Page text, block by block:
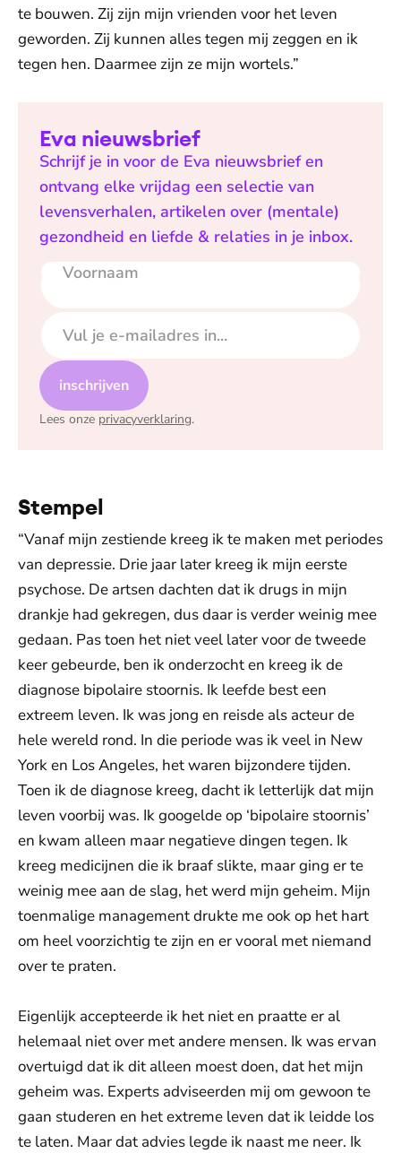
te bouwen. Zij zijn mijn vrienden voor het leven
geworden. Zij kunnen alles tegen mij zeggen en ik
tegen hen. Daarmee zijn ze mijn wortels.”
Eva nieuwsbrief
Schrijf je in voor de Eva nieuwsbrief en
ontvang elke vrijdag een selectie van
levensverhalen, artikelen over (mentale)
gezondheid en liefde & relaties in je inbox.
Voornaam
E-mailadres
inschrijven
Lees onze privacyverklaring.
Stempel
“Vanaf mijn zestiende kreeg ik te maken met periodes
van depressie. Drie jaar later kreeg ik mijn eerste
psychose. De artsen dachten dat ik drugs in mijn
drankje had gekregen, dus daar is verder weinig mee
gedaan. Pas toen het niet veel later voor de tweede
keer gebeurde, ben ik onderzocht en kreeg ik de
diagnose bipolaire stoornis. Ik leefde best een
extreem leven. Ik was jong en reisde als acteur de
hele wereld rond. In die periode was ik veel in New
York en Los Angeles, het waren bijzondere tijden.
Toen ik de diagnose kreeg, dacht ik letterlijk dat mijn
leven voorbij was. Ik googelde op ‘bipolaire stoornis’
en kwam alleen maar negatieve dingen tegen. Ik
kreeg medicijnen die ik braaf slikte, maar ging er te
weinig mee aan de slag, het werd mijn geheim. Mijn
toenmalige management drukte me ook op het hart
om heel voorzichtig te zijn en er vooral met niemand
over te praten.
Eigenlijk accepteerde ik het niet en praatte er al
helemaal niet over met andere mensen. Ik was ervan
overtuigd dat ik dit alleen moest doen, dat het mijn
geheim was. Experts adviseerden mij om gewoon te
gaan studeren en het extreme leven dat ik leidde los
te laten. Maar dat advies legde ik naast me neer. Ik